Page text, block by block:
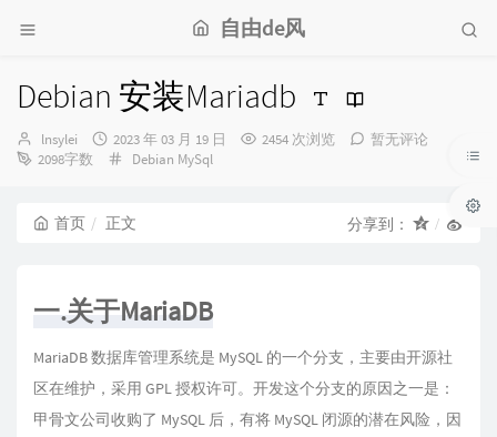
自由de风
Debian 安装Mariadb
博
主：
lnsylei
发
布
2023 年 03 月 19 日 2454 次浏览
暂无评论
2098字数
分
Debian MySql
首页 正文 分享到：
一.关于MariaDB
MariaDB 数据库管理系统是 MySQL 的一个分支，主要由开源社
区在维护，采用 GPL 授权许可。开发这个分支的原因之一是：
甲骨文公司收购了 MySQL 后，有将 MySQL 闭源的潜在风险，因